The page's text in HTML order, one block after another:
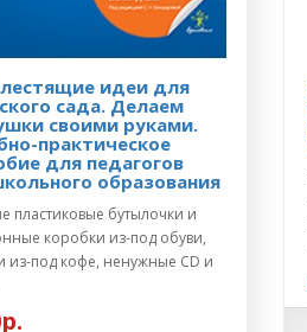
идеи для
сада. Делаем
своими руками.
практическое
для педагогов
образования
пластиковые бутылочки и
коробки из-под обуви,
из-под кофе, ненужные CD и